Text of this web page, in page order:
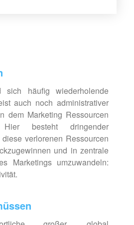
sich häufig wiederholende
auch noch admini­strativer
dem Marketing Ressourcen
besteht dringender
verlorenen Ressourcen
und in zentrale
Marketings umzuwandeln: